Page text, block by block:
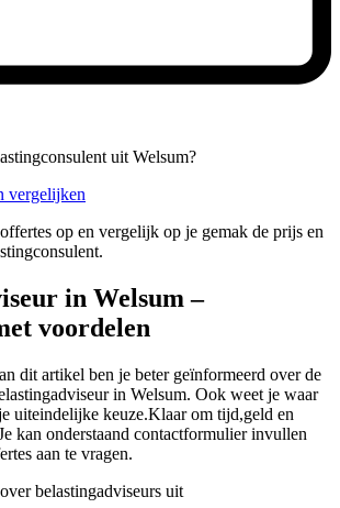
uit Welsum?
vergelijken
op en vergelijk op je gemak de prijs en
in Welsum –
voordelen
dit artikel ben je beter geïnformeerd over de
in Welsum. Ook weet je waar
uiteindelijke keuze.Klaar om tijd,geld en
kan onderstaand contactformulier invullen
aan te vragen.
belastingadviseurs uit